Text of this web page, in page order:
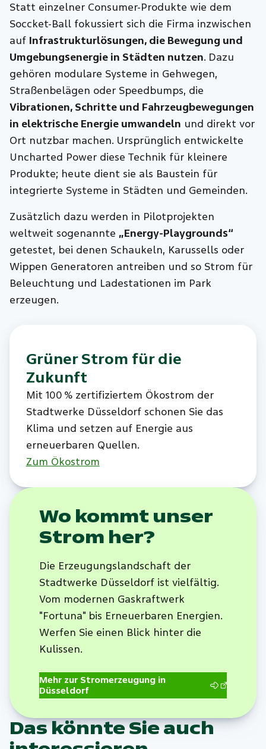
Statt einzelner Consumer-Produkte wie dem
Soccket-Ball fokussiert sich die Firma inzwischen
auf Infrastrukturlösungen, die Bewegung und
Umgebungsenergie in Städten nutzen. Dazu
gehören modulare Systeme in Gehwegen,
Straßenbelägen oder Speedbumps, die
Vibrationen, Schritte und Fahrzeugbewegungen
in elektrische Energie umwandeln und direkt vor
Ort nutzbar machen. Ursprünglich entwickelte
Uncharted Power diese Technik für kleinere
Produkte; heute dient sie als Baustein für
integrierte Systeme in Städten und Gemeinden.
Zusätzlich dazu werden in Pilotprojekten
weltweit sogenannte „Energy-Playgrounds“
getestet, bei denen Schaukeln, Karussells oder
Wippen Generatoren antreiben und so Strom für
Beleuchtung und Ladestationen im Park
erzeugen.
Grüner Strom für die
Zukunft
Mit 100 % zertifiziertem Ökostrom der
Stadtwerke Düsseldorf schonen Sie das
Klima und setzen auf Energie aus
erneuerbaren Quellen.
Zum Ökostrom
Wo kommt unser
Strom her?
Die Erzeugungslandschaft der
Stadtwerke Düsseldorf ist vielfältig.
Vom modernen Gaskraftwerk
"Fortuna" bis Erneuerbaren Energien.
Werfen Sie einen Blick hinter die
Kulissen.
Mehr zur Stromerzeugung in
Düsseldorf
Das könnte Sie auch